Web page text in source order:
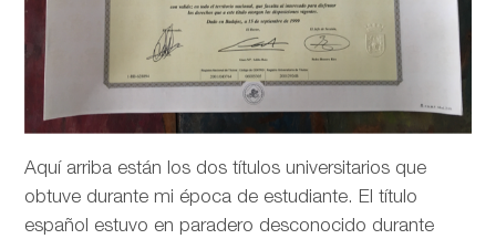
Aquí arriba están los dos títulos universitarios que
obtuve durante mi época de estudiante. El título
español estuvo en paradero desconocido durante